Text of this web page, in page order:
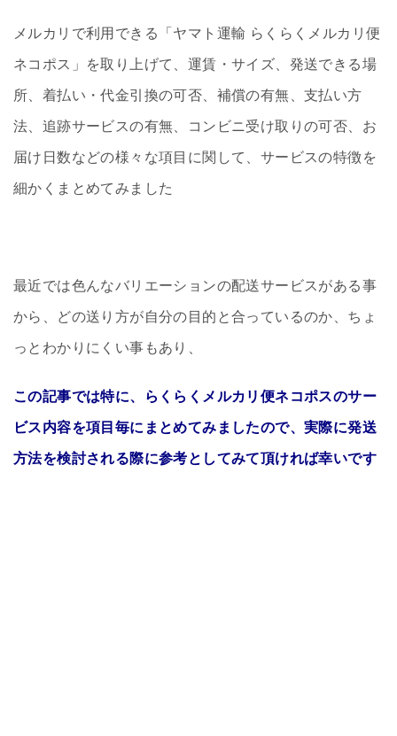
メルカリで利用できる「ヤマト運輸 らくらくメルカリ便
ネコポス」を取り上げて、運賃・サイズ、発送できる場
所、着払い・代金引換の可否、補償の有無、支払い方
法、追跡サービスの有無、コンビニ受け取りの可否、お
届け日数などの様々な項目に関して、サービスの特徴を
細かくまとめてみました
最近では色んなバリエーションの配送サービスがある事
から、どの送り方が自分の目的と合っているのか、ちょ
っとわかりにくい事もあり、
この記事では特に、らくらくメルカリ便ネコポスのサー
ビス内容を項目毎にまとめてみましたので、実際に発送
方法を検討される際に参考としてみて頂ければ幸いです